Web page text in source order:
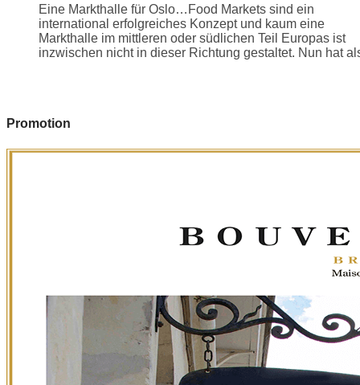
Eine Markthalle für Oslo…Food Markets sind ein
international erfolgreiches Konzept und kaum eine
Markthalle im mittleren oder südlichen Teil Europas ist
inzwischen nicht in dieser Richtung gestaltet. Nun hat
Promotion